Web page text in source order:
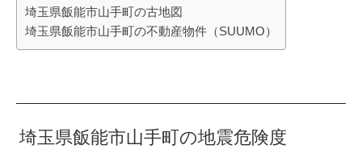
埼玉県飯能市山手町の古地図
埼玉県飯能市山手町の不動産物件（SUUMO）
埼玉県飯能市山手町の地震危険度